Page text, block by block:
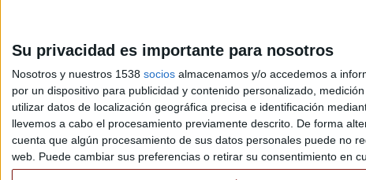
Su privacidad es importante para nosotros
Nosotros y nuestros 1538 socios almacenamos y/o accedemos a
por un dispositivo para publicidad y contenido personalizado,
utilizar datos de localización geográfica precisa e identificación
llevemos a cabo el procesamiento previamente descrito. De forma
cuenta que algún procesamiento de sus datos personales puede no
web. Puede cambiar sus preferencias o retirar su consentimiento en